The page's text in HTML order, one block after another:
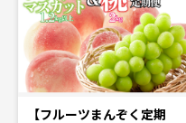
【フルーツまんぞく定期